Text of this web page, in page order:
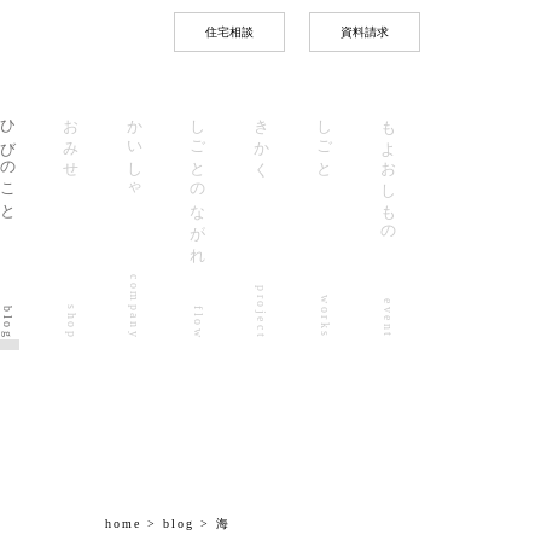
住宅相談 資料請求
もよおしもの
event
しごと
works
きかく
project
しごとのながれ
flow
かいしゃ
company
おみせ
shop
ひびのこと
blog
home > blog > 海